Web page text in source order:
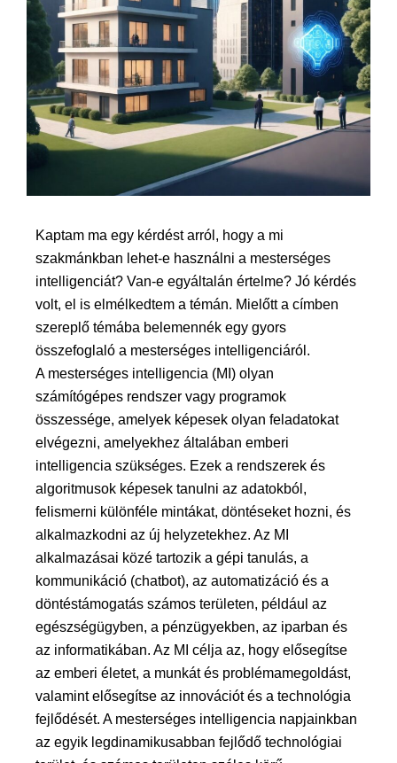
Kaptam ma egy kérdést arról, hogy a mi
szakmánkban lehet-e használni a mesterséges
intelligenciát? Van-e egyáltalán értelme? Jó kérdés
volt, el is elmélkedtem a témán. Mielőtt a címben
szereplő témába belemennék egy gyors
összefoglaló a mesterséges intelligenciáról.
A mesterséges intelligencia (MI) olyan
számítógépes rendszer vagy programok
összessége, amelyek képesek olyan feladatokat
elvégezni, amelyekhez általában emberi
intelligencia szükséges. Ezek a rendszerek és
algoritmusok képesek tanulni az adatokból,
felismerni különféle mintákat, döntéseket hozni, és
alkalmazkodni az új helyzetekhez. Az MI
alkalmazásai közé tartozik a gépi tanulás, a
kommunikáció (chatbot), az automatizáció és a
döntéstámogatás számos területen, például az
egészségügyben, a pénzügyekben, az iparban és
az informatikában. Az MI célja az, hogy elősegítse
az emberi életet, a munkát és problémamegoldást,
valamint elősegítse az innovációt és a technológia
fejlődését. A mesterséges intelligencia napjainkban
az egyik legdinamikusabban fejlődő technológiai